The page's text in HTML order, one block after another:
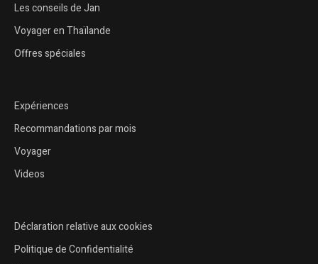
Les conseils de Jan
Voyager en Thaïlande
Offres spéciales
Expériences
Recommandations par mois
Voyager
Videos
Déclaration relative aux cookies
Politique de Confidentialité